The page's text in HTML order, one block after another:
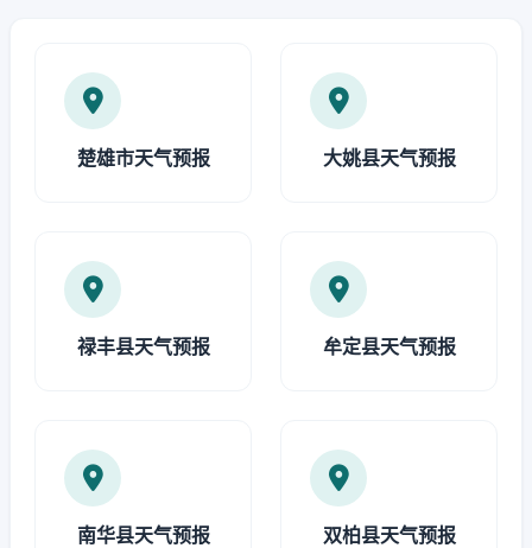
楚雄市天气预报 大姚县天气预报
禄丰县天气预报 牟定县天气预报
南华县天气预报 双柏县天气预报